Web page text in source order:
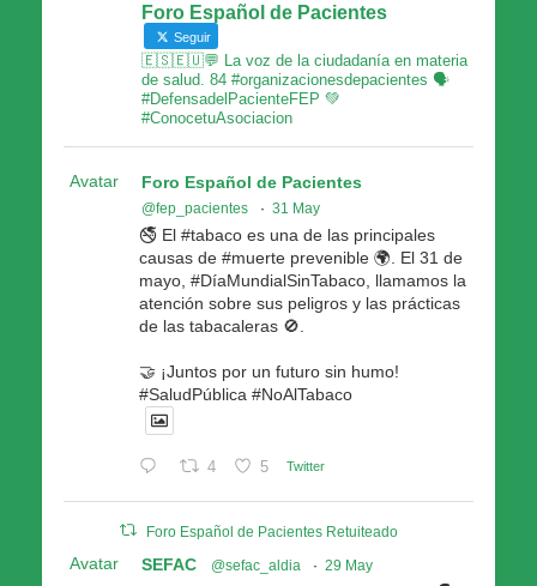
Foro Español de Pacientes
Seguir
🇪🇸🇪🇺💬 La voz de la ciudadanía en materia
de salud. 84 #organizacionesdepacientes 🗣
#DefensadelPacienteFEP 💚
#ConocetuAsociacion
Avatar Foro Español de Pacientes
@fep_pacientes · 31 May
🚭 El #tabaco es una de las principales
causas de #muerte prevenible 🌍. El 31 de
mayo, #DíaMundialSinTabaco, llamamos la
atención sobre sus peligros y las prácticas
de las tabacaleras 🚫.
🤝 ¡Juntos por un futuro sin humo!
#SaludPública #NoAlTabaco
4 5 Twitter
Foro Español de Pacientes Retuiteado
Avatar SEFAC @sefac_aldia · 29 May